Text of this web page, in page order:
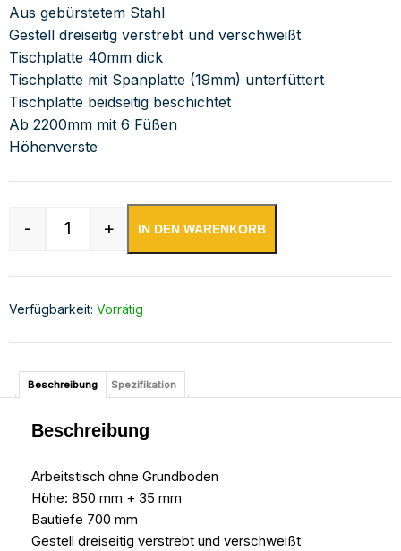
Aus gebürstetem Stahl
Gestell dreiseitig verstrebt und verschweißt
Tischplatte 40mm dick
Tischplatte mit Spanplatte (19mm) unterfüttert
Tischplatte beidseitig beschichtet
Ab 2200mm mit 6 Füßen
Höhenverste
Edelstahl Arbeitstisch verschweißt | Bautiefe
- + IN DEN WARENKORB
Verfügbarkeit: Vorrätig
Beschreibung Spezifikation
Beschreibung
Arbeitstisch ohne Grundboden
Höhe: 850 mm + 35 mm
Bautiefe 700 mm
Gestell dreiseitig verstrebt und verschweißt